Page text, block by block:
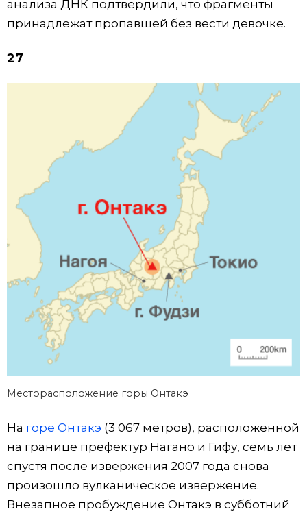
анализа ДНК подтвердили, что фрагменты
принадлежат пропавшей без вести девочке.
27
Месторасположение горы Онтакэ
На горе Онтакэ (3 067 метров), расположенной
на границе префектур Нагано и Гифу, семь лет
спустя после извержения 2007 года снова
произошло вулканическое извержение.
Внезапное пробуждение Онтакэ в субботний